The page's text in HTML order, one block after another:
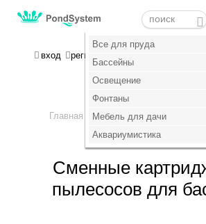
Все для пруда
Бассейны
Освещение
Фонтаны
Мебель для дачи
Аквариумистика
Все для пруда
Бассейны
Освещение
Фонтаны
Мебель для дачи
Аквариумистика
вход регистрация
+7 (495) 647-14-07
Главная > Бассейны > Пылесосы
Сменные
пылесосов для